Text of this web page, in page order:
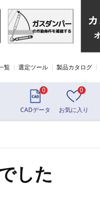
覧 選定ツール 製品カタログ
0
CADデータ
0
お気に入り
した